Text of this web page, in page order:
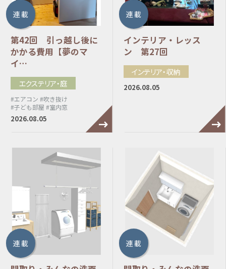
連 載
第42回 引っ越し後に
かかる費用【夢のマ
イ…
エクステリア・庭
#エアコン #吹き抜け
#子ども部屋 #室内窓
2026.08.05
連 載
インテリア・レッス
ン 第27回
インテリア・収納
2026.08.05
連 載 連 載